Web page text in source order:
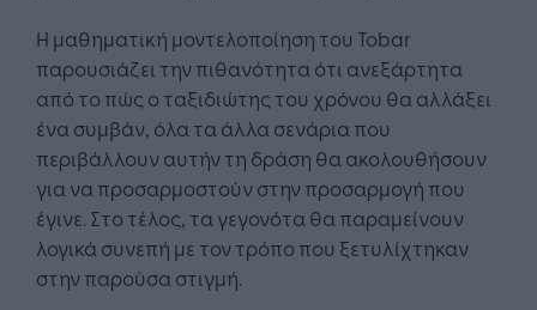
Η μαθηματική μοντελοποίηση του Tobar
παρουσιάζει την πιθανότητα ότι ανεξάρτητα
από το πώς ο ταξιδιώτης του χρόνου θα αλλάξει
ένα συμβάν, όλα τα άλλα σενάρια που
περιβάλλουν αυτήν τη δράση θα ακολουθήσουν
για να προσαρμοστούν στην προσαρμογή που
έγινε. Στο τέλος, τα γεγονότα θα παραμείνουν
λογικά συνεπή με τον τρόπο που ξετυλίχτηκαν
στην παρούσα στιγμή.